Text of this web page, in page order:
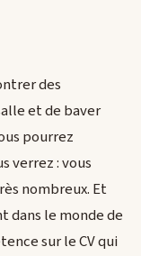
des
et de baver
pourrez
verrez : vous
nombreux. Et
dans le monde de
sur le CV qui